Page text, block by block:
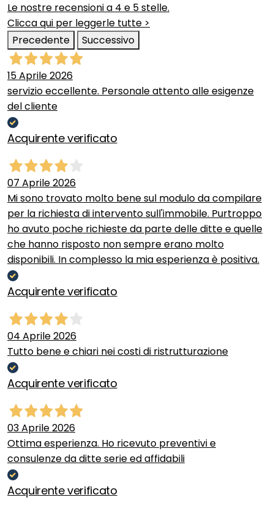
Le nostre recensioni a 4 e 5 stelle.
Clicca qui per leggerle tutte >
Precedente
Successivo
15 Aprile 2026
servizio eccellente. Personale attento alle esigenze
del cliente
Acquirente verificato
07 Aprile 2026
Mi sono trovato molto bene sul modulo da compilare
per la richiesta di intervento sull'immobile. Purtroppo
ho avuto poche richieste da parte delle ditte e quelle
che hanno risposto non sempre erano molto
disponibili. In complesso la mia esperienza è positiva.
Acquirente verificato
04 Aprile 2026
Tutto bene e chiari nei costi di ristrutturazione
Acquirente verificato
03 Aprile 2026
Ottima esperienza. Ho ricevuto preventivi e
consulenze da ditte serie ed affidabili
Acquirente verificato